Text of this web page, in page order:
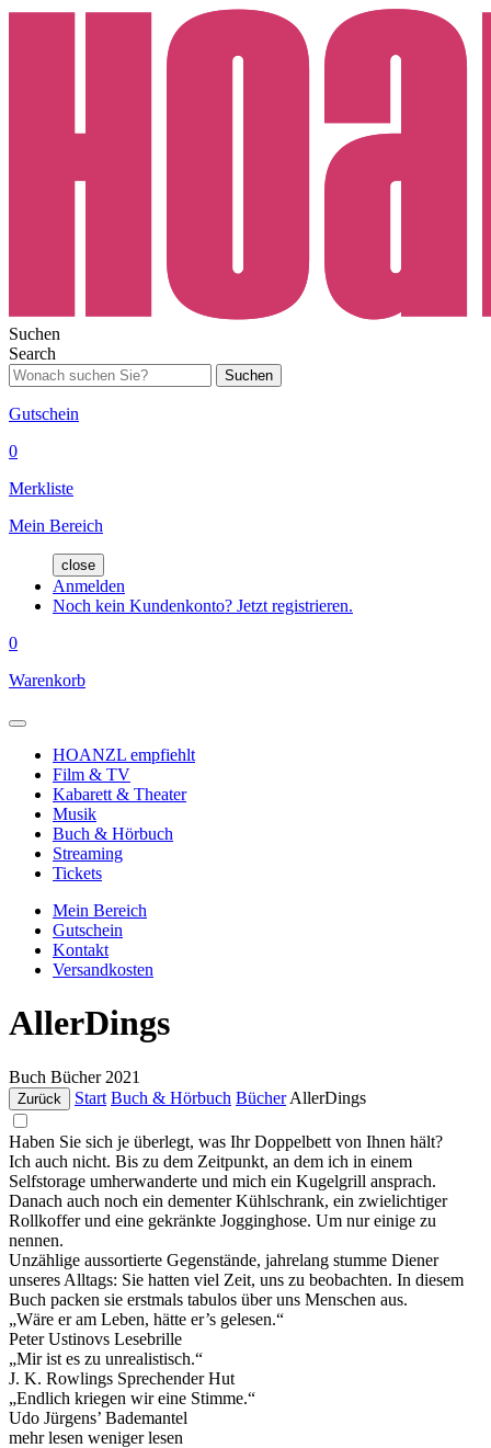
Suchen
Search
Suchen
Gutschein
0
Merkliste
Mein Bereich
close
Anmelden
Noch kein Kundenkonto? Jetzt registrieren.
0
Warenkorb
HOANZL empfiehlt
Film & TV
Kabarett & Theater
Musik
Buch & Hörbuch
Streaming
Tickets
Mein Bereich
Gutschein
Kontakt
Versandkosten
AllerDings
Buch Bücher 2021
Zurück Start Buch & Hörbuch Bücher AllerDings
Haben Sie sich je überlegt, was Ihr Doppelbett von Ihnen hält?
Ich auch nicht. Bis zu dem Zeitpunkt, an dem ich in einem
Selfstorage umherwanderte und mich ein Kugelgrill ansprach.
Danach auch noch ein dementer Kühlschrank, ein zwielichtiger
Rollkoffer und eine gekränkte Jogginghose. Um nur einige zu
nennen.
Unzählige aussortierte Gegenstände, jahrelang stumme Diener
unseres Alltags: Sie hatten viel Zeit, uns zu beobachten. In diesem
Buch packen sie erstmals tabulos über uns Menschen aus.
„Wäre er am Leben, hätte er’s gelesen.“
Peter Ustinovs Lesebrille
„Mir ist es zu unrealistisch.“
J. K. Rowlings Sprechender Hut
„Endlich kriegen wir eine Stimme.“
Udo Jürgens’ Bademantel
mehr lesen weniger lesen